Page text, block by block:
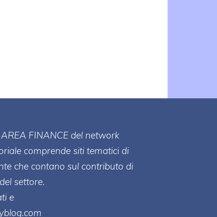
FINANCE del network
comprende siti tematici di
che contano sul contributo di
settore.
e